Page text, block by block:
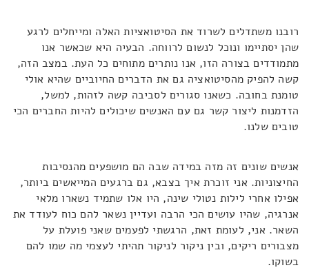
רובנו משתדלים לשרוד את הסיטואציות האלה ומייחלים לרגע
שהן יסתיימו ונוכל לנשום לרווחה. הבעיה היא שכאשר אנו
מתמודדים בצורה הזו, אנו נותרים מתוחים כל העת. במצב הזה,
קשה להפיק מהסיטואציה גם את הדברים החיוביים שהיא אולי
טומנת בחובה. כשאנו סגורים לסביבה קשה לזהות, למשל,
הזדמנות ליצור קשר גם עם האנשים שיכולים להיות החברים הכי
טובים שלנו.
אנשים שונים זה מזה במידה שבה הם מושפעים מהנסיבות
החיצוניות. אני זוכרת איך בצבא, גם ברגעים המייאשים ביותר,
אפילו אחרי לילות נטולי שינה, היו אלו שתמיד נשארו מלאי
אנרגיה, שהיו עושים הכי הרבה ועדיין נשאר להם כוח לעודד את
השאר. אני, לעומת זאת, הרגשתי לפעמים שאני פועלת על
מצבורים ריקים, ובין ניקור לניקור תהיתי לעצמי מה שמו להם
בשוקו.